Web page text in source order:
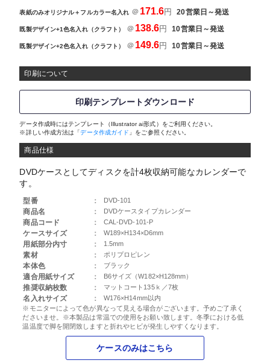
表紙のみオリジナル＋フルカラー名入れ ＠ 171.6円20営業日～発送
既製デザイン+1色名入れ（クラフト） ＠ 138.6円10営業日～発送
既製デザイン+2色名入れ（クラフト） ＠ 149.6円10営業日～発送
印刷について
印刷テンプレートダウンロード
データ作成時にはテンプレート（Illustrator ai形式）をご利用ください。
※詳しい作成方法は「データ作成ガイド 」をご参照ください。
商品仕様
DVDケースとしてディスクを計4枚収納可能なカレンダーで
す。
型番 ： DVD-101
商品名 ： DVDケースタイプカレンダー
商品コード ： CAL-DVD-101-P
ケースサイズ ： W189×H134×D6mm
用紙部分内寸 ： 1.5mm
素材 ： ポリプロピレン
本体色 ： ブラック
適合用紙サイズ ： B6サイズ（W182×H128mm）
推奨収納枚数 ： マットコート135ｋ／7枚
名入れサイズ ：
W176×H14mm以内
※モニターによって色が異なって見える場合がございます。予めご了承く
ださいませ。※本製品は常温での使用をお願い致します。冬季における低
温温度で脚を開閉致しますと折れやヒビが発生しやすくなります。
ケースのみはこちら